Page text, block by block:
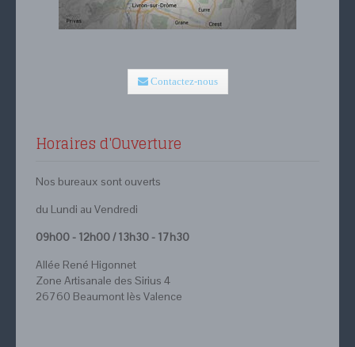
Contactez-nous
Horaires d'Ouverture
Nos bureaux sont ouverts
du Lundi au Vendredi
09h00 - 12h00 / 13h30 - 17h30
Allée René Higonnet
Zone Artisanale des Sirius 4
26760 Beaumont lès Valence